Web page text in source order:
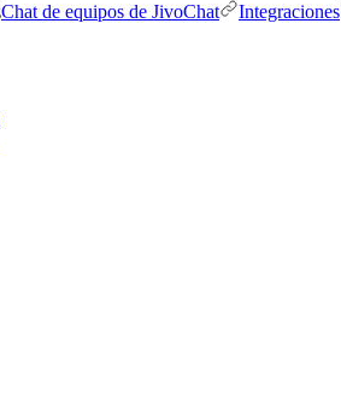
Chat de equipos de JivoChat Integraciones